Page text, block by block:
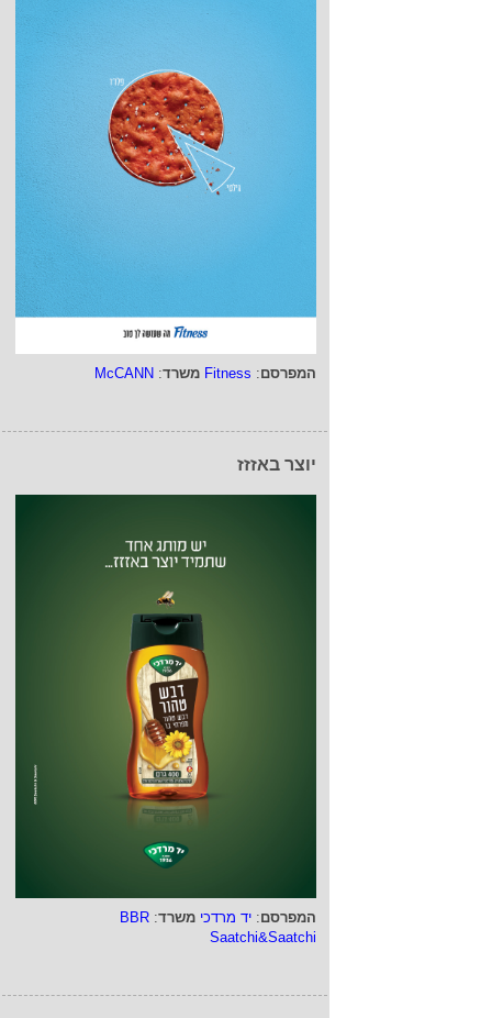
המפרסם:
Fitness משרד:
McCANN
יוצר באזזז
המפרסם: יד מרדכי משרד:
BBR
Saatchi&Saatchi